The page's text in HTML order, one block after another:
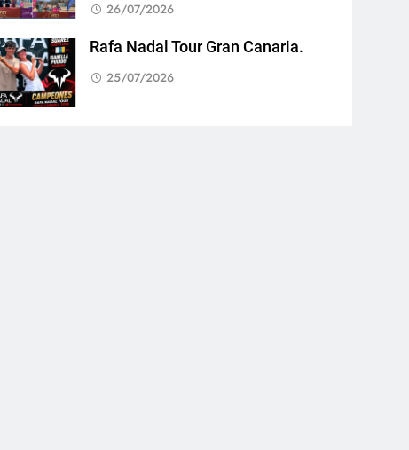
26/07/2026
Rafa Nadal Tour Gran Canaria.
25/07/2026